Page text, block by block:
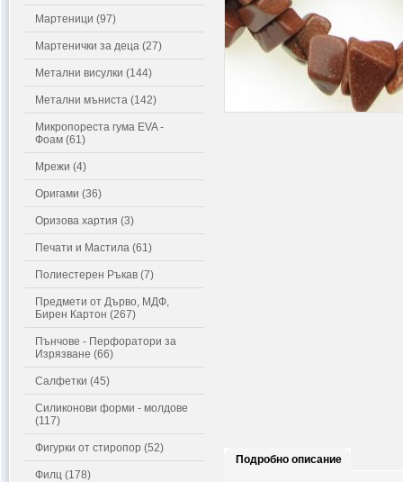
Мартеници (97)
Мартенички за деца (27)
Метални висулки (144)
Метални мъниста (142)
Микропореста гума EVA -
Фоам (61)
Мрежи (4)
Оригами (36)
Оризова хартия (3)
Печати и Мастила (61)
Полиестерен Ръкав (7)
Предмети от Дърво, МДФ,
Бирен Картон (267)
Пънчове - Перфоратори за
Изрязване (66)
Салфетки (45)
Силиконови форми - молдове
(117)
Фигурки от стиропор (52)
Филц (178)
Подробно описание